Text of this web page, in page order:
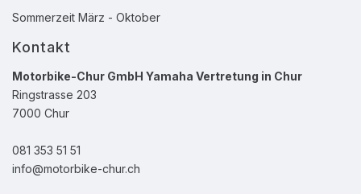
Sommerzeit März - Oktober
Kontakt
Motorbike-Chur GmbH Yamaha Vertretung in Chur
Ringstrasse 203
7000 Chur
081 353 51 51
info@motorbike-chur.ch